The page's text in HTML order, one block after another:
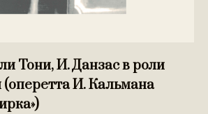
Тони, И. Данзас в роли
И. Кальмана